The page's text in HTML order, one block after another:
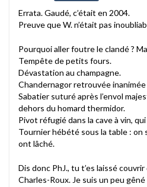
Errata. Gaudé, c’était en 2004.
Preuve que W. n’était pas
Pourquoi aller foutre le clandé ?
Tempête de petits fours.
Dévastation au champagne.
Chandernagor retrouvée inanimée
Sabatier suturé après l’envol
dehors du homard thermidor.
Pivot réfugié dans la cave à vin,
Tournier hébété sous la table : on
ont lâché.
Dis donc PhJ., tu t’es laissé
Charles-Roux. Je suis un peu